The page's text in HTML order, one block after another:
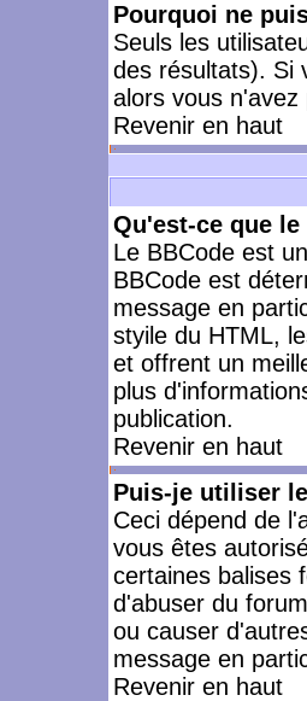
Pourquoi ne
Seuls les
des résultats). Si
alors vous
Revenir en haut
Qu'est-ce que le
Le BBCode est
BBCode est
message en
styile du HTML,
et offrent un
plus
publication.
Revenir en haut
Puis-je utiliser
Ceci dépend de
vous êtes
certaines balises
d'abuser du
ou causer
message en
Revenir en haut